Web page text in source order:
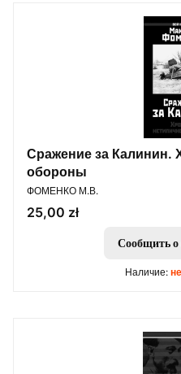
Сражение за Калинин.
обороны
ПРОИЗВОДИТЕЛЬ
ФОМЕНКО М.В.
Цена
25,00 zł
Сообщить о
Наличие: